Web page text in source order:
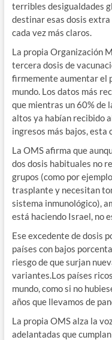
terribles desigualdades
destinar esas dosis
cada vez más claros.
La propia Organización
tercera dosis de
firmemente aumentar el
mundo. Los datos más
que mientras un 60% de
altos ya habían recibido
ingresos más bajos, esta
La OMS afirma que
dos dosis habituales no
grupos (como por
trasplante y necesitan
sistema inmunológico),
está haciendo Israel, no
Ese excedente de dosis
países con bajos
riesgo de que surjan
variantes.Los países
mundo, como si no
años que llevamos de
La propia OMS alza la
adelantadas que